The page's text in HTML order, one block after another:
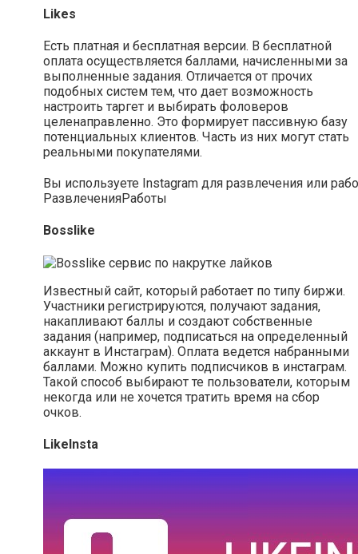
Likes
Есть платная и бесплатная версии. В бесплатной
оплата осуществляется баллами, начисленными за
выполненные задания. Отличается от прочих
подобных систем тем, что дает возможность
настроить таргет и выбирать фоловеров
целенаправленно. Это формирует пассивную базу
потенциальных клиентов. Часть из них могут стать
реальными покупателями.
Вы используете Instagram для развлечения или
РазвлеченияРаботы
Bosslike
Известный сайт, который работает по типу биржи.
Участники регистрируются, получают задания,
накапливают баллы и создают собственные
задания (например, подписаться на определенный
аккаунт в Инстаграм). Оплата ведется набранными
баллами. Можно купить подписчиков в инстаграм.
Такой способ выбирают те пользователи, которым
некогда или не хочется тратить время на сбор
очков.
LikeInsta